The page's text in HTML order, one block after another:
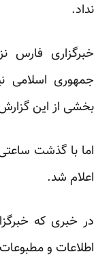
نداد.
خبرگزاری فارس
جمهوری اسلامی
بخشی از این گزارش
اما با گذشت
اعلام شد.
در خبری که
اطلاعات و